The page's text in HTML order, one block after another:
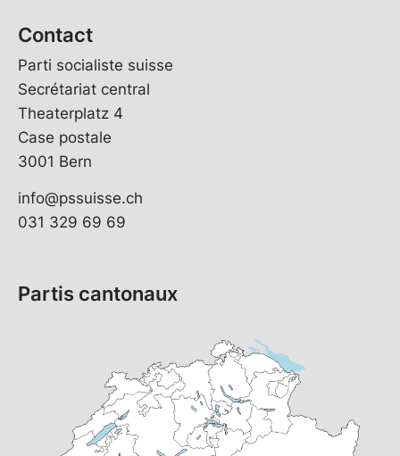
Contact
Parti socialiste suisse
Secrétariat central
Theaterplatz 4
Case postale
3001 Bern
info@pssuisse.ch
031 329 69 69
Partis cantonaux